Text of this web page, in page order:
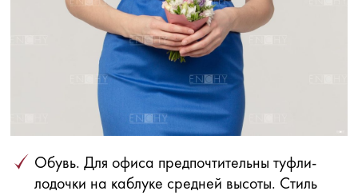
Обувь. Для офиса предпочтительны туфли-
лодочки на каблуке средней высоты. Стиль